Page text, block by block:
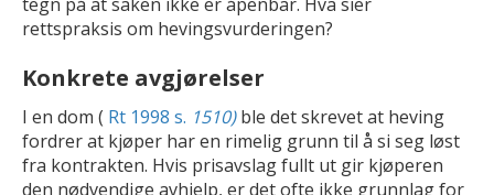
rettspraksis om hevingsvurderingen?
Konkrete avgjørelser
I en dom ( Rt 1998 s. 1510) ble det skrevet at heving
fordrer at kjøper har en rimelig grunn til å si seg løst
fra kontrakten. Hvis prisavslag fullt ut gir kjøperen
den nødvendige avhjelp, er det ofte ikke grunnlag for